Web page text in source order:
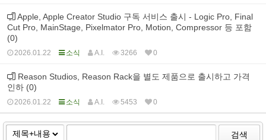
Apple, Apple Creator Studio 구독 서비스 출시 - Logic Pro, Final
Cut Pro, MainStage, Pixelmator Pro, Motion, Compressor 등 포함
(0)
2026.01.22 소식 A.I. 3266 0
Reason Studios, Reason Rack을 별도 제품으로 출시하고 가격
인하 (0)
2026.01.22 소식 A.I. 5453 0
검색